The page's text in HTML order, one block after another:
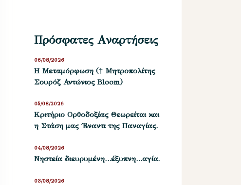
Πρόσφατες Αναρτήσεις
Η Μεταμόρφωση († Μητροπολίτης
Σουρόζ Αντώνιος Bloom)
06/08/2026
Kριτήριο Oρθοδοξίας Θεωρείται και
η Στάση μας ΄Εναντι της Παναγίας.
05/08/2026
Νηστεία διευρυμένη…έξυπνη…αγία.
04/08/2026
03/08/2026